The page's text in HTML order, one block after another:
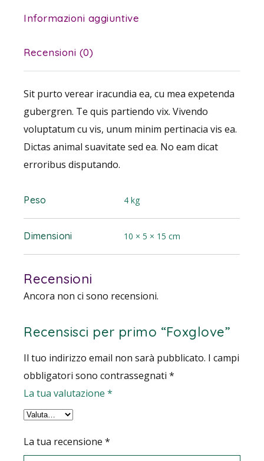
Informazioni aggiuntive
Recensioni (0)
Sit purto verear iracundia ea, cu mea expetenda
gubergren. Te quis partiendo vix. Vivendo
voluptatum cu vis, unum minim pertinacia vis ea.
Dictas animal suavitate sed ea. No eam dicat
erroribus disputando.
Peso 4 kg
Dimensioni 10 × 5 × 15 cm
Recensioni
Ancora non ci sono recensioni.
Recensisci per primo “Foxglove”
Il tuo indirizzo email non sarà pubblicato. I campi
obbligatori sono contrassegnati*
La tua valutazione*
La tua recensione*